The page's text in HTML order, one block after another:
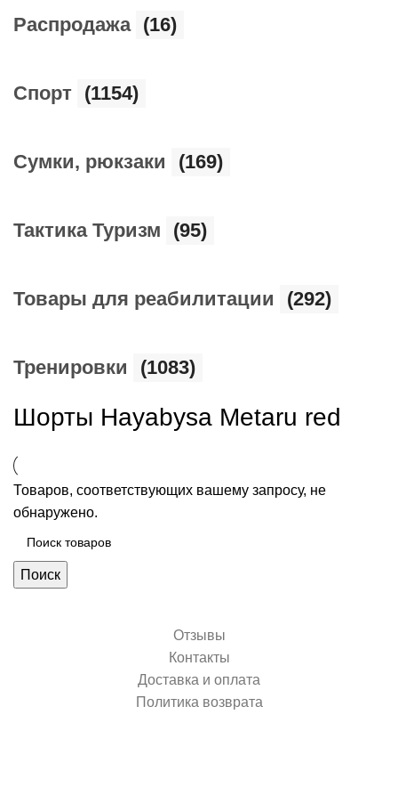
Распродажа (16)
Спорт (1154)
Сумки, рюкзаки (169)
Тактика Туризм (95)
Товары для реабилитации (292)
Тренировки (1083)
Шорты Hayabysa Metaru red
Товаров, соответствующих вашему запросу, не
обнаружено.
Поиск
Отзывы
Контакты
Доставка и оплата
Политика возврата